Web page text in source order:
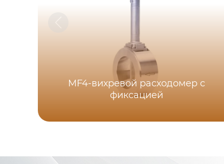
MF4-вихревой расходомер с
фиксацией